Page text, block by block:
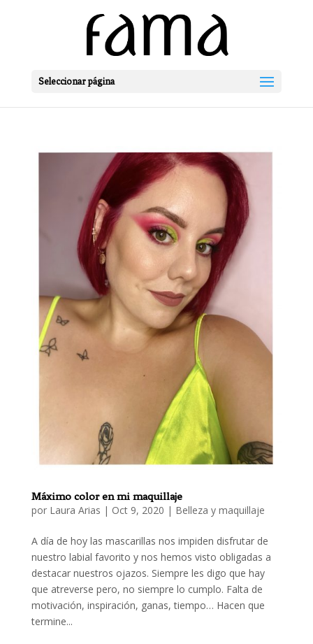
Seleccionar página
Máximo color en mi maquillaje
por Laura Arias | Oct 9, 2020 | Belleza y maquillaje
A día de hoy las mascarillas nos impiden disfrutar de
nuestro labial favorito y nos hemos visto obligadas a
destacar nuestros ojazos. Siempre les digo que hay
que atreverse pero, no siempre lo cumplo. Falta de
motivación, inspiración, ganas, tiempo… Hacen que
termine...